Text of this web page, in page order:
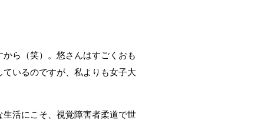
ら（笑）。悠さんはすごくおも
いるのですが、私よりも女子大
活にこそ、視覚障害者柔道で世